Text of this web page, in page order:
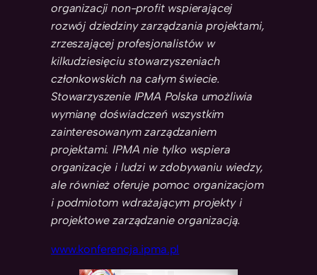
organizacji non-profit wspierającej
rozwój dziedziny zarządzania projektami,
zrzeszającej profesjonalistów w
kilkudziesięciu stowarzyszeniach
członkowskich na całym świecie.
Stowarzyszenie IPMA Polska umożliwia
wymianę doświadczeń wszystkim
zainteresowanym zarządzaniem
projektami. IPMA nie tylko wspiera
organizacje i ludzi w zdobywaniu wiedzy,
ale również oferuje pomoc organizacjom
i podmiotom wdrażającym projekty i
projektowe zarządzanie organizacją.
www.konferencja.ipma.pl